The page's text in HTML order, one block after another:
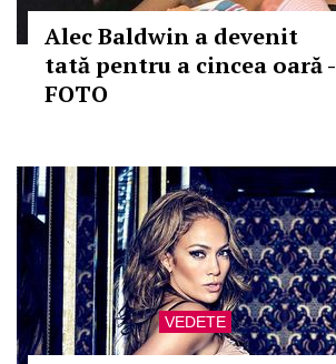
Alec Baldwin a devenit
tată pentru a cincea oară -
FOTO
VEDETE